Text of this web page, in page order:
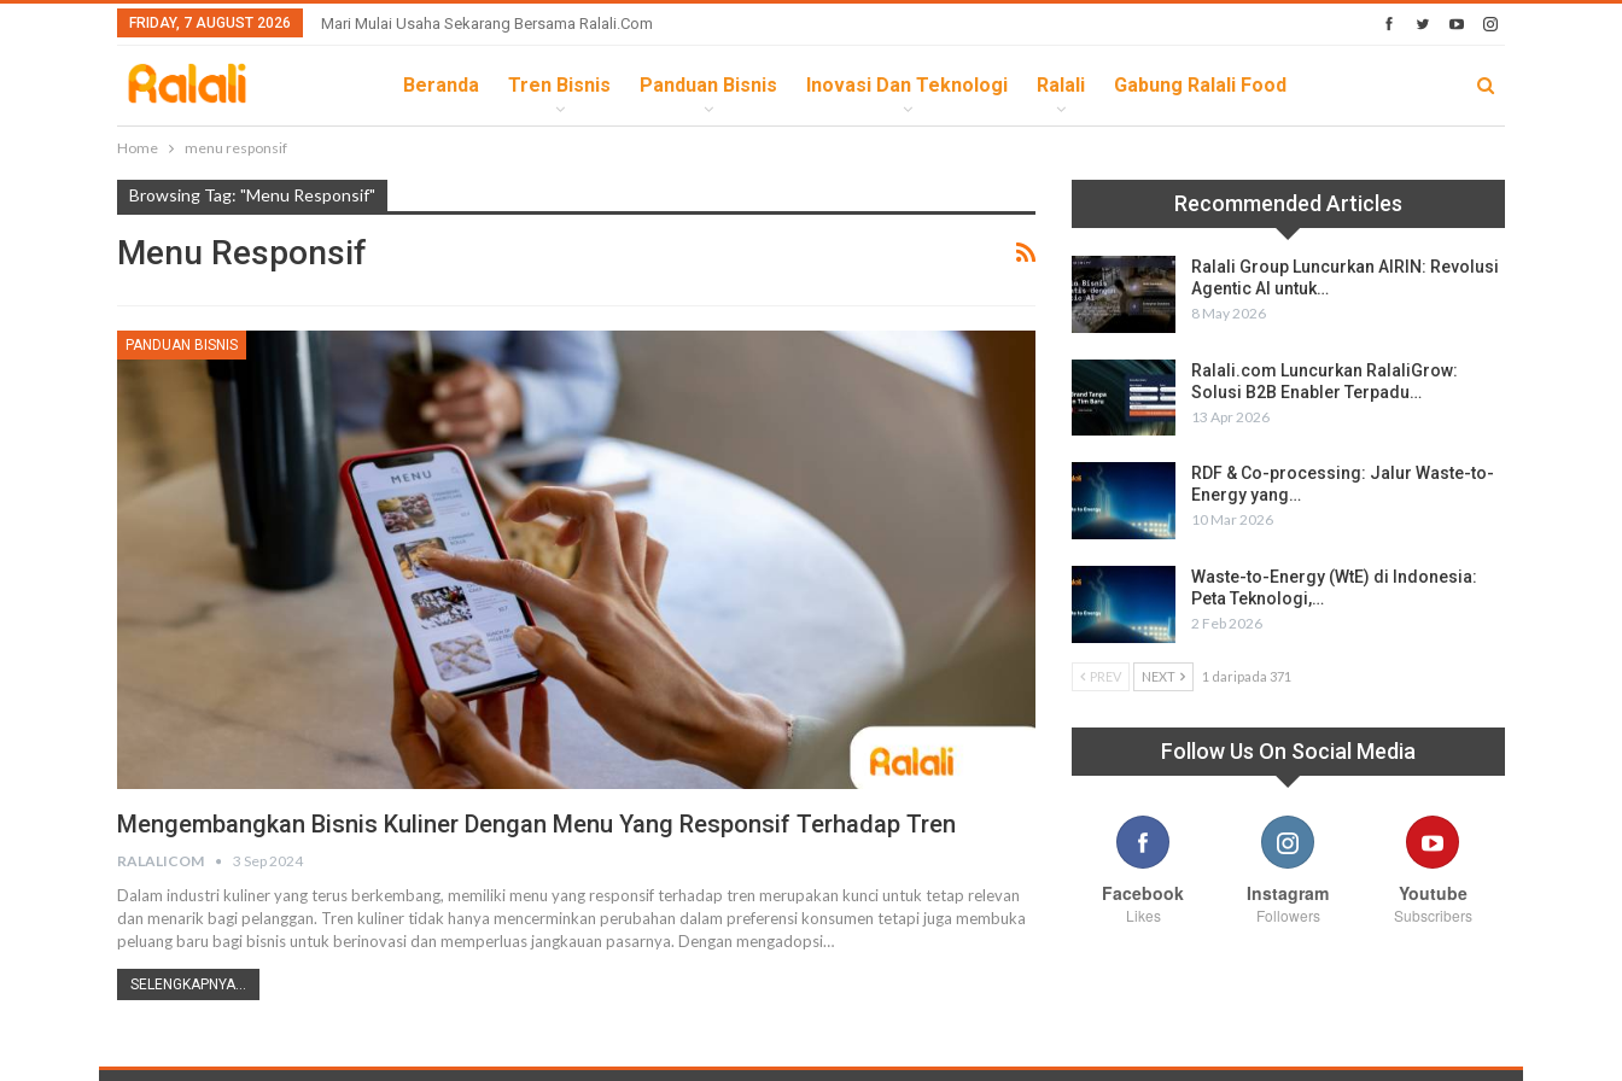
FRIDAY, 7 AUGUST 2026 Mari Mulai Usaha Sekarang Bersama Ralali.com
Beranda Tren Bisnis Panduan Bisnis Inovasi Dan Teknologi Ralali Gabung Ralali Food
Home menu responsif
Browsing Tag: "menu Responsif"
Menu Responsif
PANDUAN BISNIS
Mengembangkan Bisnis Kuliner Dengan Menu Yang Responsif Terhadap Tren
RALALICOM 3 Sep 2024
Dalam industri kuliner yang terus berkembang, memiliki menu yang responsif terhadap tren merupakan kunci untuk tetap relevan
dan menarik bagi pelanggan. Tren kuliner tidak hanya mencerminkan perubahan dalam preferensi konsumen tetapi juga membuka
peluang baru bagi bisnis untuk berinovasi dan memperluas jangkauan pasarnya. Dengan mengadopsi…
SELENGKAPNYA...
Recommended Articles
Ralali Group Luncurkan AIRIN: Revolusi
Agentic AI untuk…
8 May 2026
Ralali.com Luncurkan RalaliGrow:
Solusi B2B Enabler Terpadu…
13 Apr 2026
RDF & Co-processing: Jalur Waste-to-
Energy yang…
10 Mar 2026
Waste-to-Energy (WtE) di Indonesia:
Peta Teknologi,…
2 Feb 2026
PREV NEXT 1 daripada 371
Follow Us On Social Media
Facebook
Likes
Instagram
Followers
Youtube
Subscribers